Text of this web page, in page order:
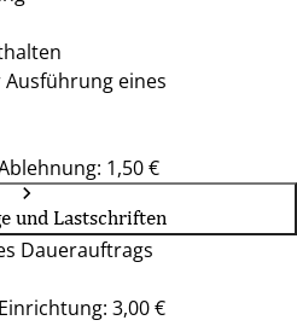
eines
1,50 €
und Lastschriften
Dauerauftrags
3,00 €